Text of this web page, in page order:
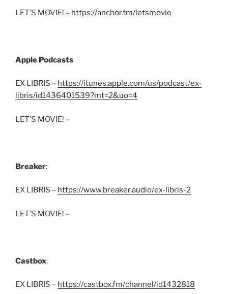
LET’S MOVIE! – https://anchor.fm/letsmovie
Apple Podcasts
EX LIBRIS – https://itunes.apple.com/us/podcast/ex-
libris/id1436401539?mt=2&uo=4
LET’S MOVIE! –
Breaker:
EX LIBRIS – https://www.breaker.audio/ex-libris-2
LET’S MOVIE! –
Castbox:
EX LIBRIS – https://castbox.fm/channel/id1432818